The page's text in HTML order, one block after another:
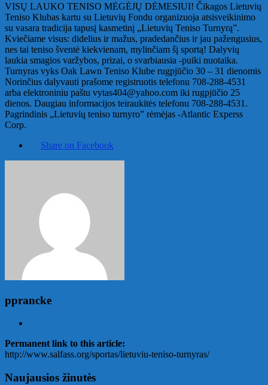
VISŲ LAUKO TENISO MĖGĖJŲ DĖMESIUI! Čikagos Lietuvių
Teniso Klubas kartu su Lietuvių Fondu organizuoja atsisveikinimo
su vasara tradicija tapusį kasmetinį „Lietuvių Teniso Turnyrą”.
Kviečiame visus: didelius ir mažus, pradedančius ir jau pažengusius,
nes tai teniso šventė kiekvienam, mylinčiam šį sportą! Dalyvių
laukia smagios varžybos, prizai, o svarbiausia -puiki nuotaika.
Turnyras vyks Oak Lawn Teniso Klube rugpjūčio 30 – 31 dienomis
Norinčius dalyvauti prašome registruotis telefonu 708-288-4531
arba elektroniniu paštu vytas404@yahoo.com iki rugpjūčio 25
dienos. Daugiau informacijos teiraukitės telefonu 708-288-4531.
Pagrindinis „Lietuvių teniso turnyro” rėmėjas -Atlantic Experss
Corp.
Share on Facebook
pprancke
Permanent link to this article:
http://www.salfass.org/sportas/lietuviu-teniso-turnyras/
Naujausios žinutės